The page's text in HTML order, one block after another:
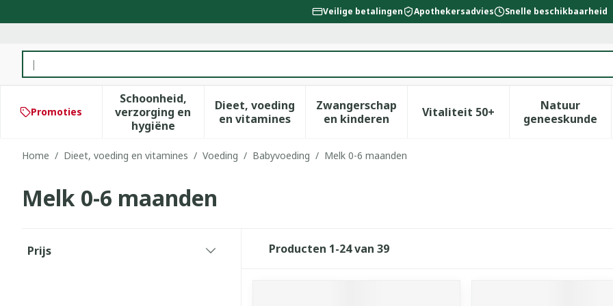
Veilige betalingen Apothekersadvies Snelle beschikbaarheid
Product, merk, categorie...
Promoties
Schoonheid,
verzorging en
hygiëne
Toon submenu voor Schoonheid, verzorging en hygiëne categorie
Dieet, voeding
en vitamines
Toon submenu voor Dieet, voeding en vitamines categorie
Zwangerschap
en kinderenToon submenu voor Zwangerschap en
Vitaliteit 50+Toon submenu voor
Natuur
geneeskunde
Toon
Home / Dieet, voeding en vitamines / Voeding / Babyvoeding / Melk 0-6 maanden
Melk 0-6 maanden
Prijs
Producten 1-24van 39